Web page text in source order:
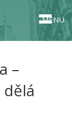
MENU
–